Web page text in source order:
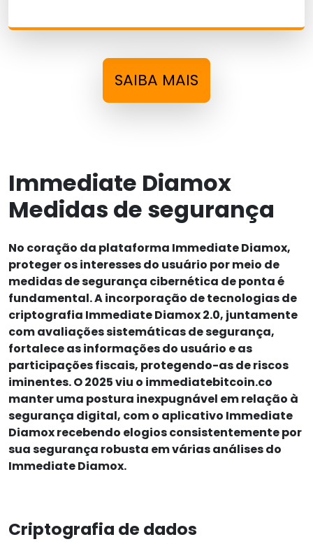
SAIBA MAIS
Immediate Diamox
Medidas de segurança
No coração da plataforma Immediate Diamox,
proteger os interesses do usuário por meio de
medidas de segurança cibernética de ponta é
fundamental. A incorporação de tecnologias de
criptografia Immediate Diamox 2.0, juntamente
com avaliações sistemáticas de segurança,
fortalece as informações do usuário e as
participações fiscais, protegendo-as de riscos
iminentes. O 2025 viu o immediatebitcoin.co
manter uma postura inexpugnável em relação à
segurança digital, com o aplicativo Immediate
Diamox recebendo elogios consistentemente por
sua segurança robusta em várias análises do
Immediate Diamox.
Criptografia de dados